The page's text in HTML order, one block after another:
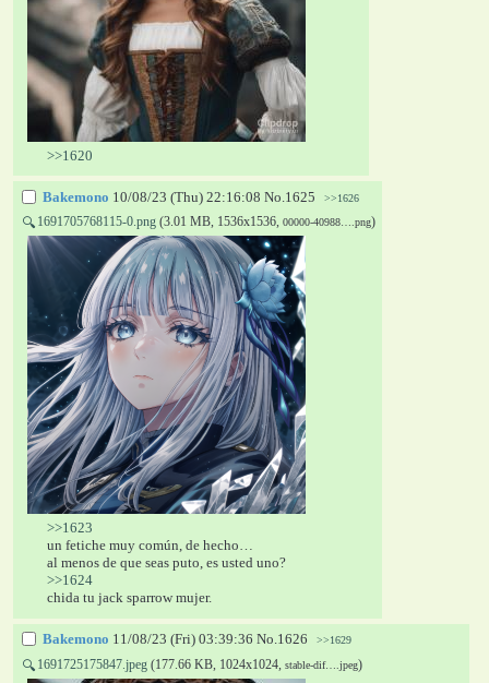
>>1620
Bakemono 10/08/23 (Thu) 22:16:08 No. 1625 >>1626
🔍 1691705768115-0.png (3.01 MB, 1536x1536, 00000-40988….png)
>>1623
un fetiche muy común, de hecho…
al menos de que seas puto, es usted uno?
>>1624
chida tu jack sparrow mujer.
Bakemono 11/08/23 (Fri) 03:39:36 No.1626 >>1629
🔍 1691725175847.jpeg (177.66 KB, 1024x1024, stable-dif….jpeg)